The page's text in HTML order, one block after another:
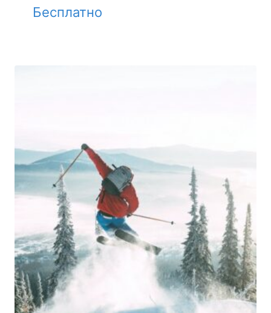
Бесплатно